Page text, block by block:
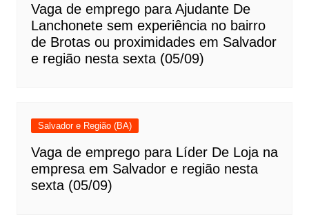
Vaga de emprego para Ajudante De
Lanchonete sem experiência no bairro
de Brotas ou proximidades em Salvador
e região nesta sexta (05/09)
Salvador e Região (BA)
Vaga de emprego para Líder De Loja na
empresa em Salvador e região nesta
sexta (05/09)